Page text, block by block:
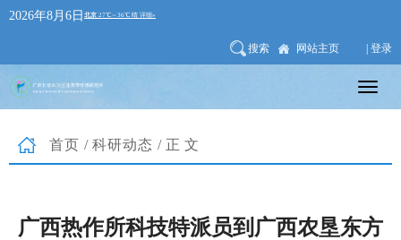
2026年8月6日
搜索 网站主页 | 登录
首页 / 科研动态 /正文
广西热作所科技特派员到广西农垦东方